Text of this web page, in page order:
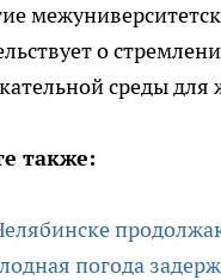
о
среды
также:
погода